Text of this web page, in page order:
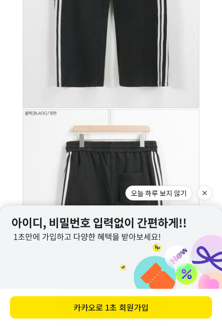
오늘 하루 보지 않기
카카오로 1초 회원가입